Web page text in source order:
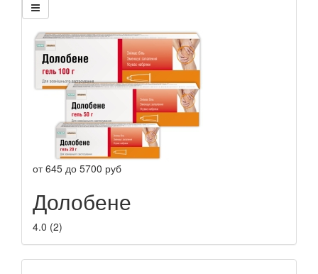
от645 до 5700 руб
Долобене
4.0 (2)